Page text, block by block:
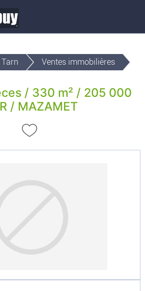
Tarn Ventes immobilières
/ 330 m² / 205 000
/ MAZAMET